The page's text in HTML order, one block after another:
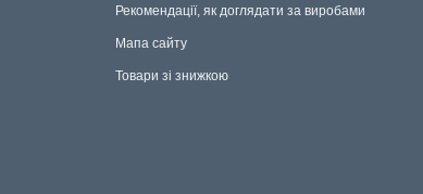
Рекомендації, як доглядати за виробами
Мапа сайту
Товари зі знижкою